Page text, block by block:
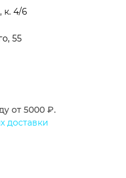
к. 4/6
55
от 5000 ₽.
доставки